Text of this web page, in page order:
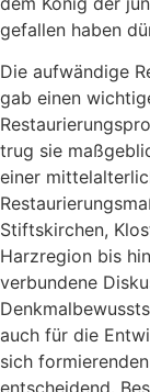
gefallen haben
Die aufwändige
gab einen
trug sie
einer
Stiftskirchen,
Harzregion bis
verbundene
auch für die
sich